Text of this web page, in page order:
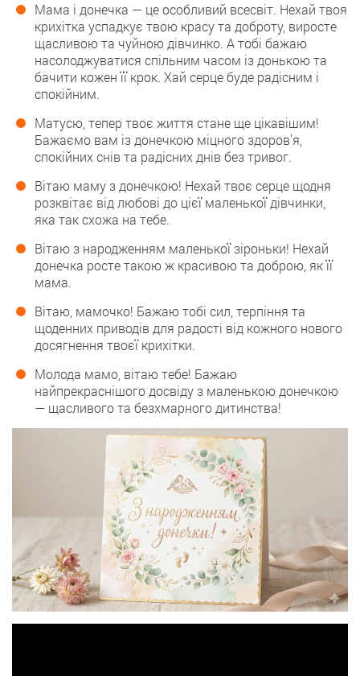
Мама і донечка — це особливий всесвіт. Нехай твоя
крихітка успадкує твою красу та доброту, виросте
щасливою та чуйною дівчинко. А тобі бажаю
насолоджуватися спільним часом із донькою та
бачити кожен її крок. Хай серце буде радісним і
спокійним.
Матусю, тепер твоє життя стане ще цікавішим!
Бажаємо вам із донечкою міцного здоров’я,
спокійних снів та радісних днів без тривог.
Вітаю маму з донечкою! Нехай твоє серце щодня
розквітає від любові до цієї маленької дівчинки,
яка так схожа на тебе.
Вітаю з народженням маленької зіроньки! Нехай
донечка росте такою ж красивою та доброю, як її
мама.
Вітаю, мамочко! Бажаю тобі сил, терпіння та
щоденних приводів для радості від кожного нового
досягнення твоєї крихітки.
Молода мамо, вітаю тебе! Бажаю
найпрекраснішого досвіду з маленькою донечкою
— щасливого та безхмарного дитинства!